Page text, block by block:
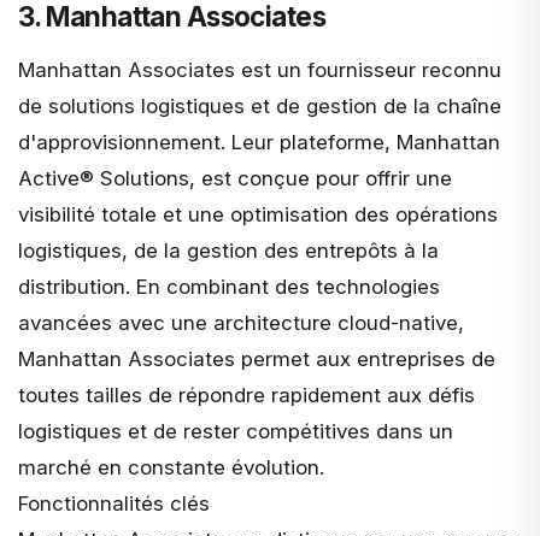
3. Manhattan Associates
Manhattan Associates est un fournisseur reconnu
de solutions logistiques et de gestion de la chaîne
d'approvisionnement. Leur plateforme, Manhattan
Active® Solutions, est conçue pour offrir une
visibilité totale et une optimisation des opérations
logistiques, de la gestion des entrepôts à la
distribution. En combinant des technologies
avancées avec une architecture cloud-native,
Manhattan Associates permet aux entreprises de
toutes tailles de répondre rapidement aux défis
logistiques et de rester compétitives dans un
marché en constante évolution.
Fonctionnalités clés